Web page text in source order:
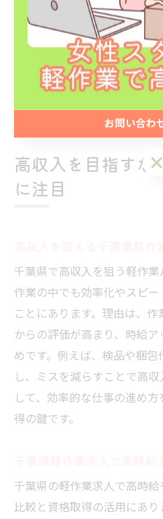
ポイントで比較する方法が
イトや評価情報も併用する
の実態を把握できます。比
確にし、優先順位をつけて
高収入を目指すな
に注目
千葉県で高収入を狙う軽作
作業の中でも効率化やスピ
ことにあります。理由は、
からの評価が高まり、時給
めです。例えば、検品や梱
し、ミスを減らすことで高
して、効率的な仕事の進め
得の鍵です。
千葉県の軽作業求人で高時
比較と資格取得の活用にあ
お問い合わ